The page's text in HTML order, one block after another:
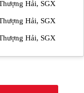
Hải, SGX
Hải, SGX
Hải, SGX